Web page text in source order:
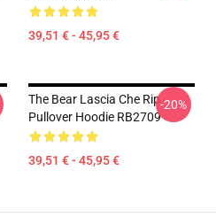
39,51 € - 45,95 €
The Bear Lascia Che Rip
Pullover Hoodie RB2709
39,51 € - 45,95 €
-20%